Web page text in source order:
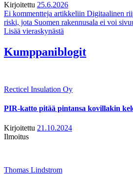
Kirjoitettu 25.6.2026
Ei kommentteja artikkeliin Digitaalinen
riski, jota Suomen rakennusala ei voi
Lisää vieraskynästä
Kumppaniblogit
Recticel Insulation Oy
PIR-katto pitää pintansa kovillakin
Kirjoitettu 21.10.2024
Ilmoitus
Thomas Lindstrom